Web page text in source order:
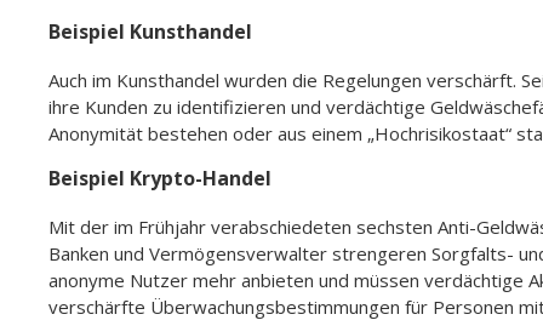
Beispiel Kunsthandel
Auch im Kunsthandel wurden die Regelungen verschärft.
ihre Kunden zu identifizieren und verdächtige
Anonymität bestehen oder aus einem „Hochrisikostaat“
Beispiel Krypto-Handel
Mit der im Frühjahr verabschiedeten sechsten Anti-
Banken und Vermögensverwalter strengeren Sorgfalts-
anonyme Nutzer mehr anbieten und müssen verdächtige
verschärfte Überwachungsbestimmungen für Personen